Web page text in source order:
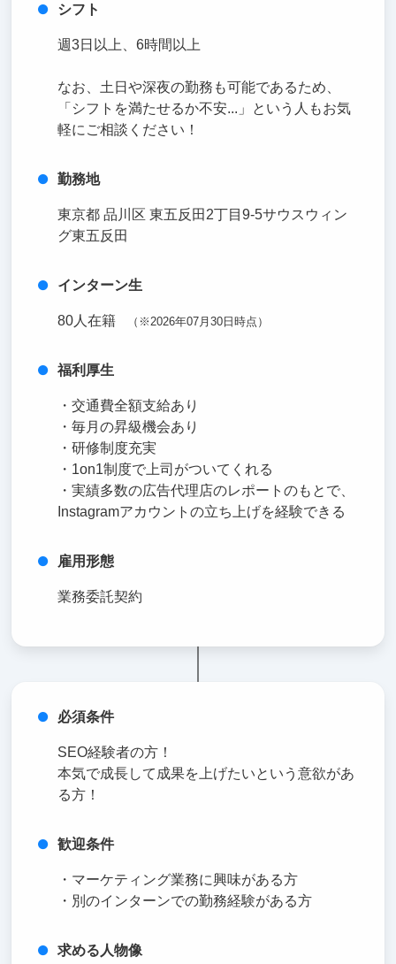
シフト
週3日以上、6時間以上
なお、土日や深夜の勤務も可能であるため、
「シフトを満たせるか不安...」という人もお気
軽にご相談ください！
勤務地
東京都 品川区 東五反田2丁目9-5サウスウィン
グ東五反田
インターン生
80人在籍 （※2026年07月30日時点）
福利厚生
・交通費全額支給あり
・毎月の昇級機会あり
・研修制度充実
・1on1制度で上司がついてくれる
・実績多数の広告代理店のレポートのもとで、
Instagramアカウントの立ち上げを経験できる
雇用形態
業務委託契約
必須条件
SEO経験者の方！
本気で成長して成果を上げたいという意欲があ
る方！
歓迎条件
・マーケティング業務に興味がある方
・別のインターンでの勤務経験がある方
求める人物像